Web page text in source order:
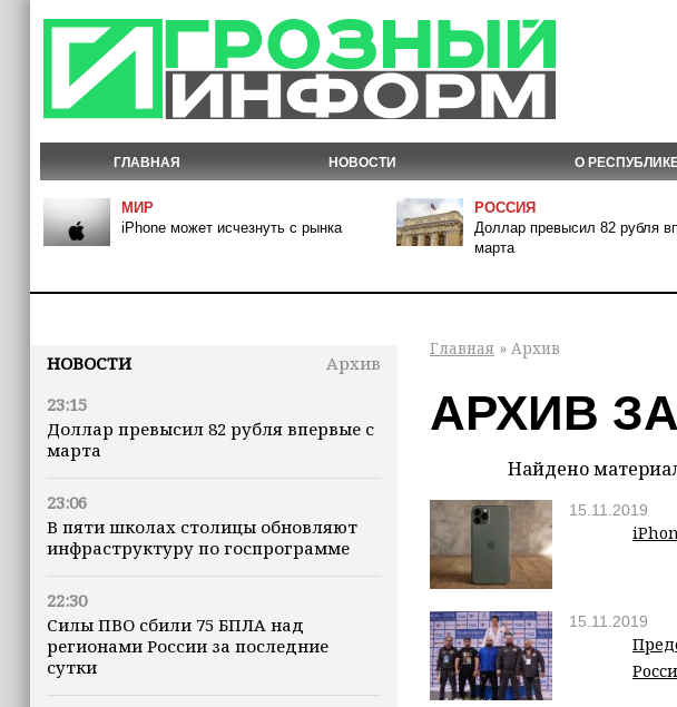
ГЛАВНАЯ НОВОСТИ О
МИР
iPhone может исчезнуть с рынка
РОССИЯ
Доллар превысил 82 рубля
марта
НОВОСТИ
Архив
23:15
Доллар превысил 82 рубля впервые с
марта
23:06
В пяти школах столицы обновляют
инфраструктуру по госпрограмме
22:30
Силы ПВО сбили 75 БПЛА над
регионами России за последние
сутки
Главная » Архив
АРХИВ ЗА
Найдено
15.11.2019
15.11.2019